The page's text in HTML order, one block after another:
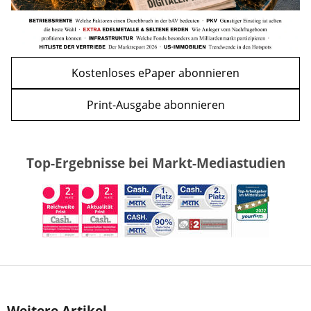
Kostenloses ePaper abonnieren
Print-Ausgabe abonnieren
Top-Ergebnisse bei Markt-Mediastudien